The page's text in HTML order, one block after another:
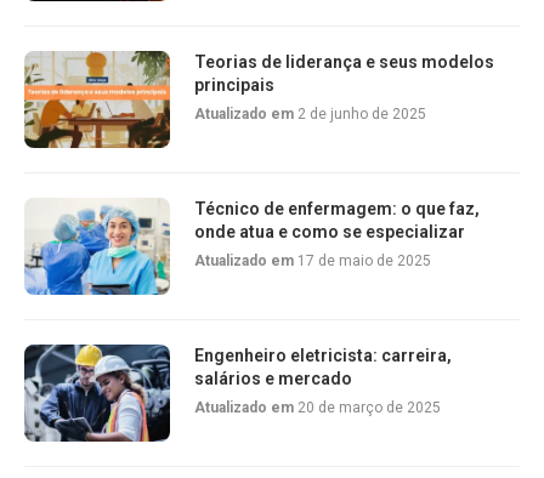
Teorias de liderança e seus modelos
principais
Atualizado em 2 de junho de 2025
Técnico de enfermagem: o que faz,
onde atua e como se especializar
Atualizado em 17 de maio de 2025
Engenheiro eletricista: carreira,
salários e mercado
Atualizado em 20 de março de 2025